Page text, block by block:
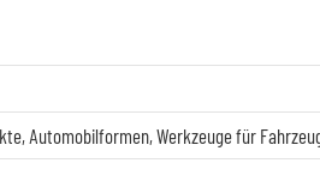
Automobilformen, Werkzeuge für